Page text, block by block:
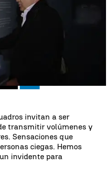
X Linkedin
invitan a ser
transmitir volúmenes y
Sensaciones que
ciegas. Hemos
invidente para